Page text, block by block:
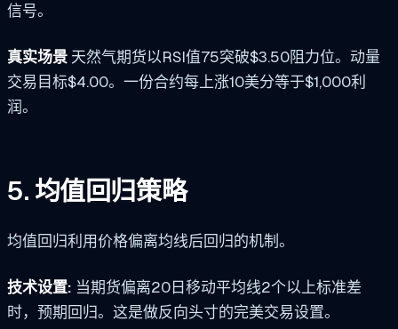
信号。
真实场景 天然气期货以RSI值75突破$3.50阻力位。动量
交易目标$4.00。一份合约每上涨10美分等于$1,000利
润。
5. 均值回归策略
均值回归利用价格偏离均线后回归的机制。
技术设置: 当期货偏离20日移动平均线2个以上标准差
时，预期回归。这是做反向头寸的完美交易设置。